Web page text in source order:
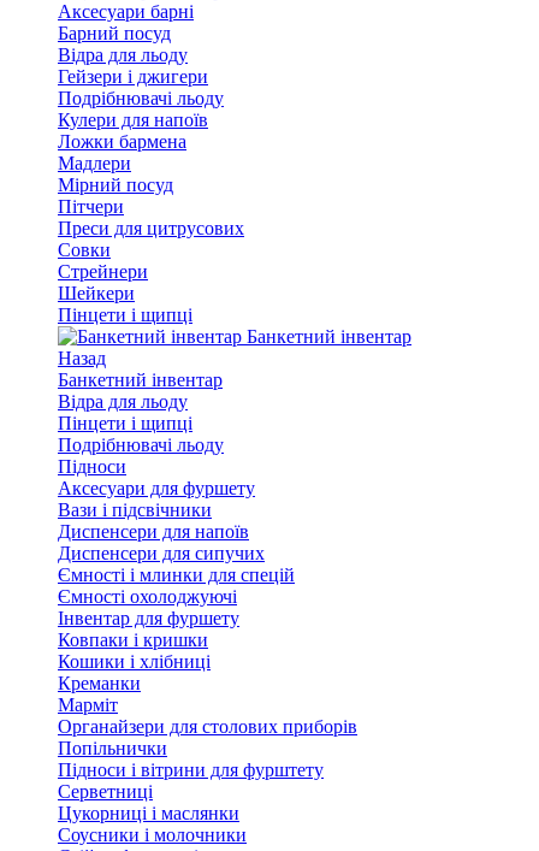
Аксесуари барні
Барний посуд
Відра для льоду
Гейзери і джигери
Подрібнювачі льоду
Кулери для напоїв
Ложки бармена
Мадлери
Мірний посуд
Пітчери
Преси для цитрусових
Совки
Стрейнери
Шейкери
Пінцети і щипці
Банкетний інвентар
Назад
Банкетний інвентар
Відра для льоду
Пінцети і щипці
Подрібнювачі льоду
Підноси
Аксесуари для фуршету
Вази і підсвічники
Диспенсери для напоїв
Диспенсери для сипучих
Ємності і млинки для спецій
Ємності охолоджуючі
Інвентар для фуршету
Ковпаки і кришки
Кошики і хлібниці
Креманки
Марміт
Органайзери для столових приборів
Попільнички
Підноси і вітрини для фурштету
Серветниці
Цукорниці і маслянки
Соусники і молочники